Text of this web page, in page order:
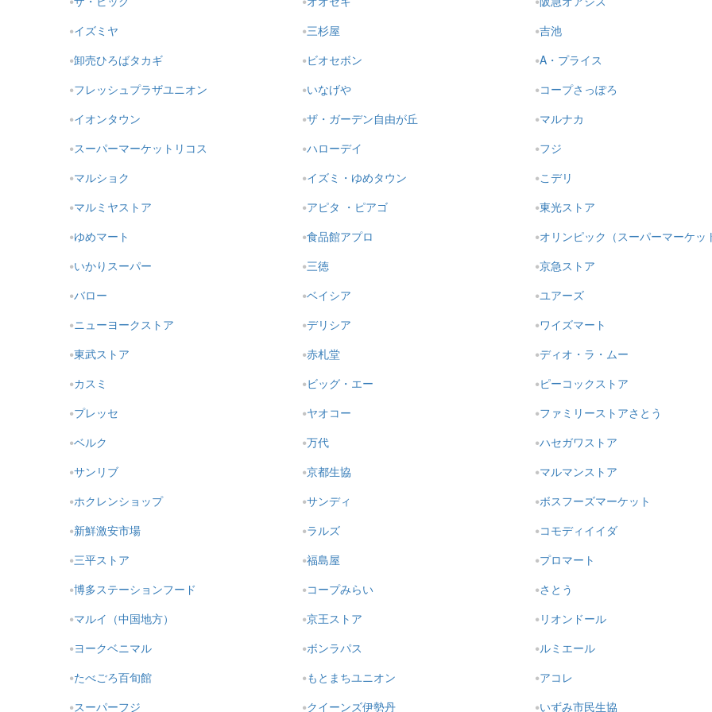
イズミヤ
三杉屋
吉池
卸売ひろばタカギ
ビオセボン
A・プライス
フレッシュプラザユニオン
いなげや
コープさっぽろ
イオンタウン
ザ・ガーデン自由が丘
マルナカ
スーパーマーケットリコス
ハローデイ
フジ
マルショク
イズミ・ゆめタウン
こデリ
マルミヤストア
アピタ ・ピアゴ
東光ストア
ゆめマート
食品館アプロ
オリンピック（スーパーマーケッ
いかりスーパー
三徳
京急ストア
バロー
ベイシア
ユアーズ
ニューヨークストア
デリシア
ワイズマート
東武ストア
赤札堂
ディオ・ラ・ムー
カスミ
ビッグ・エー
ピーコックストア
プレッセ
ヤオコー
ファミリーストアさとう
ベルク
万代
ハセガワストア
サンリブ
京都生協
マルマンストア
ホクレンショップ
サンディ
ボスフーズマーケット
新鮮激安市場
ラルズ
コモディイイダ
三平ストア
福島屋
プロマート
博多ステーションフード
コープみらい
さとう
マルイ（中国地方）
京王ストア
リオンドール
ヨークベニマル
ボンラパス
ルミエール
たべごろ百旬館
もとまちユニオン
アコレ
スーパーフジ
クイーンズ伊勢丹 いずみ市民生協